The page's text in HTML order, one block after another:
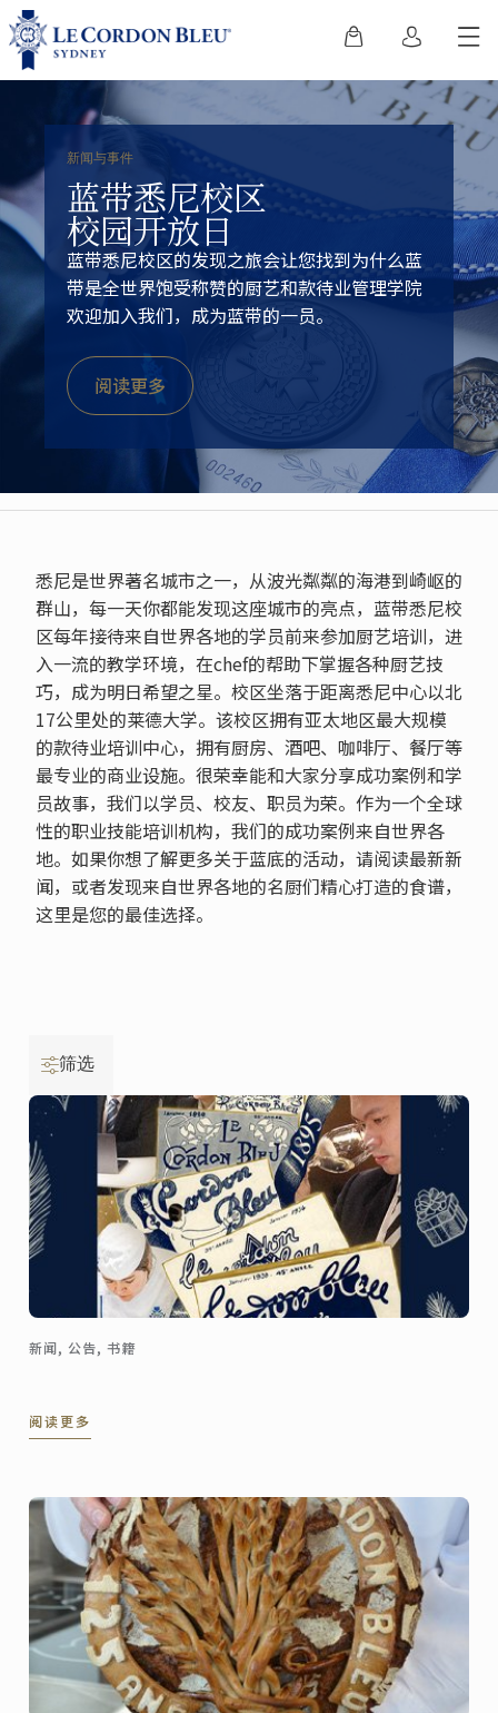
新闻与事件
蓝带悉尼校区
校园开放日
蓝带悉尼校区的发现之旅会让您找到为什么蓝
带是全世界饱受称赞的厨艺和款待业管理学院
欢迎加入我们，成为蓝带的一员。
阅读更多
悉尼是世界著名城市之一，从波光粼粼的海港到崎岖的
群山，每一天你都能发现这座城市的亮点，蓝带悉尼校
区每年接待来自世界各地的学员前来参加厨艺培训，进
入一流的教学环境，在chef的帮助下掌握各种厨艺技
巧，成为明日希望之星。校区坐落于距离悉尼中心以北
17公里处的莱德大学。该校区拥有亚太地区最大规模
的款待业培训中心，拥有厨房、酒吧、咖啡厅、餐厅等
最专业的商业设施。很荣幸能和大家分享成功案例和学
员故事，我们以学员、校友、职员为荣。作为一个全球
性的职业技能培训机构，我们的成功案例来自世界各
地。如果你想了解更多关于蓝底的活动，请阅读最新新
闻，或者发现来自世界各地的名厨们精心打造的食谱，
这里是您的最佳选择。
筛选
新闻, 公告, 书籍
阅读更多